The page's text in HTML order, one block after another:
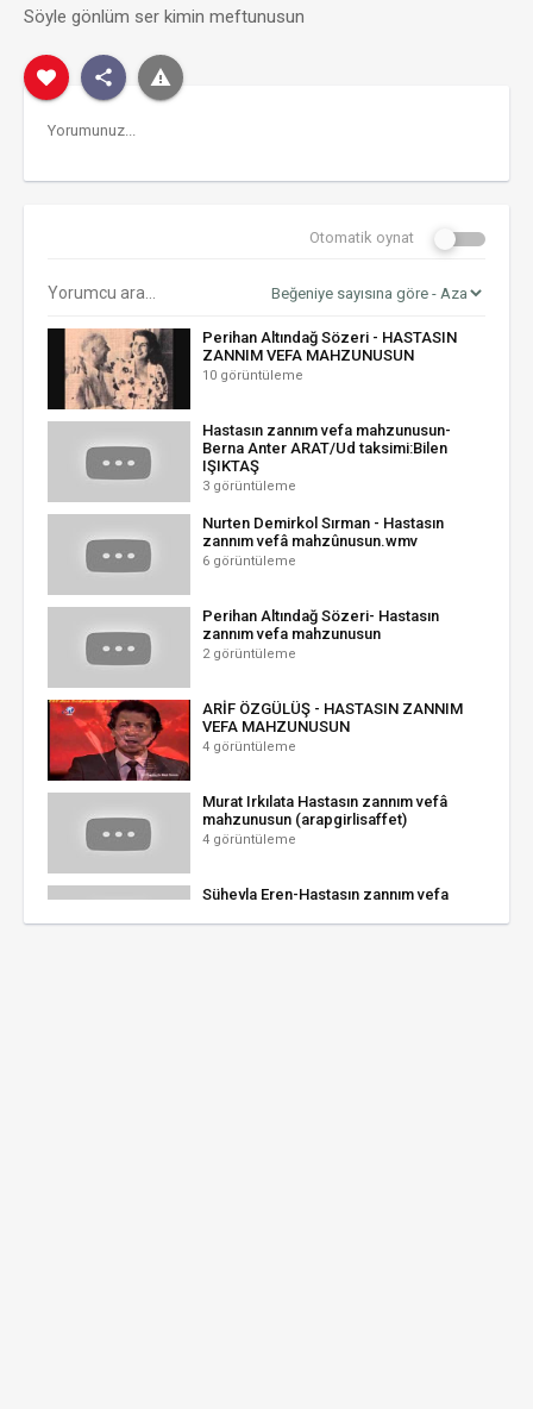
Söyle gönlüm ser kimin meftunusun
Otomatik oynat
Perihan Altındağ Sözeri - HASTASIN
ZANNIM VEFA MAHZUNUSUN
10 görüntüleme
Hastasın zannım vefa mahzunusun-
Berna Anter ARAT/Ud taksimi:Bilen
IŞIKTAŞ
3 görüntüleme
Nurten Demirkol Sırman - Hastasın
zannım vefâ mahzûnusun.wmv
6 görüntüleme
Perihan Altındağ Sözeri- Hastasın
zannım vefa mahzunusun
2 görüntüleme
ARİF ÖZGÜLÜŞ - HASTASIN ZANNIM
VEFA MAHZUNUSUN
4 görüntüleme
Murat Irkılata Hastasın zannım vefâ
mahzunusun (arapgirlisaffet)
4 görüntüleme
Süheyla Eren-Hastasın zannım vefa